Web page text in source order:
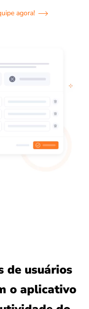
agora!
de usuários
o aplicativo